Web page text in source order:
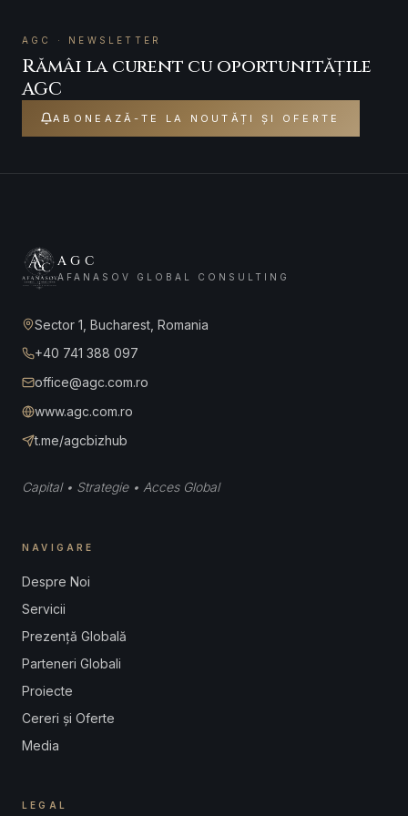
AGC · NEWSLETTER
Rămâi la curent cu oportunitățile
AGC
ABONEAZĂ-TE LA NOUTĂȚI ȘI OFERTE
AGC
AFANASOV GLOBAL CONSULTING
Sector 1, Bucharest, Romania
+40 741 388 097
office@agc.com.ro
www.agc.com.ro
t.me/agcbizhub
Capital • Strategie • Acces Global
NAVIGARE
Despre Noi
Servicii
Prezență Globală
Parteneri Globali
Proiecte
Cereri și Oferte
Media
LEGAL